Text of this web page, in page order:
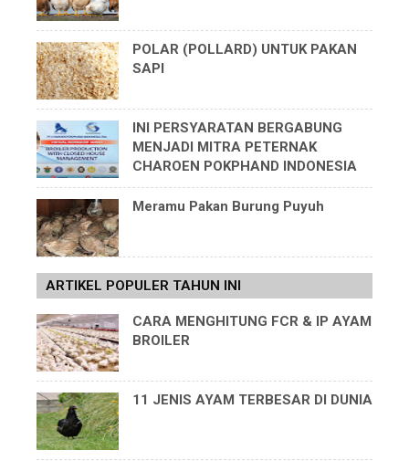
POLAR (POLLARD) UNTUK PAKAN
SAPI
INI PERSYARATAN BERGABUNG
MENJADI MITRA PETERNAK
CHAROEN POKPHAND INDONESIA
Meramu Pakan Burung Puyuh
ARTIKEL POPULER TAHUN INI
CARA MENGHITUNG FCR & IP AYAM
BROILER
11 JENIS AYAM TERBESAR DI DUNIA